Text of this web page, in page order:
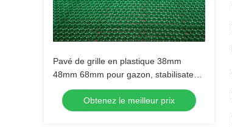
Pavé de grille en plastique 38mm
48mm 68mm pour gazon, stabilisateur
de gravier pour allée, parking
Obtenez le meilleur prix